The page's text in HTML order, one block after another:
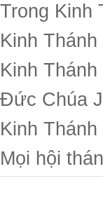
Trong Kinh
Kinh
Kinh
Đức Chúa
Kinh
Mọi hội